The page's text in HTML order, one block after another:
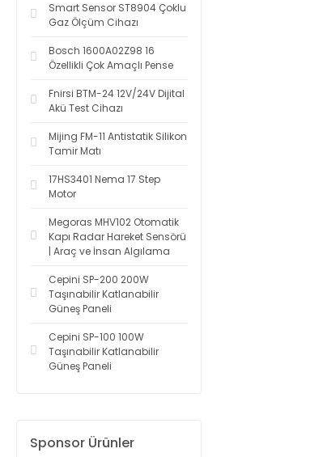
Smart Sensor ST8904 Çoklu
Gaz Ölçüm Cihazı
Bosch 1600A02Z98 16
Özellikli Çok Amaçlı Pense
Fnirsi BTM-24 12V/24V Dijital
Akü Test Cihazı
Mijing FM-11 Antistatik Silikon
Tamir Matı
17HS3401 Nema 17 Step
Motor
Megoras MHV102 Otomatik
Kapı Radar Hareket Sensörü
| Araç ve İnsan Algılama
Cepini SP-200 200W
Taşınabilir Katlanabilir
Güneş Paneli
Cepini SP-100 100W
Taşınabilir Katlanabilir
Güneş Paneli
Sponsor Ürünler